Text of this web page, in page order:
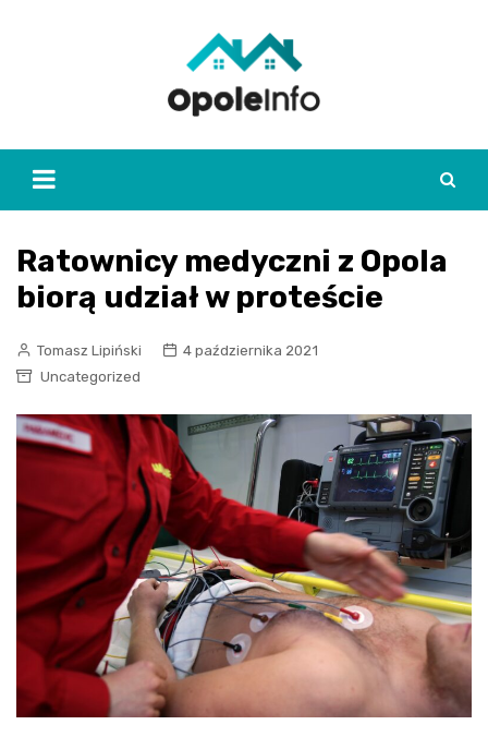
Ratownicy medyczni z Opola
biorą udział w proteście
Tomasz Lipiński
4 października 2021
Uncategorized